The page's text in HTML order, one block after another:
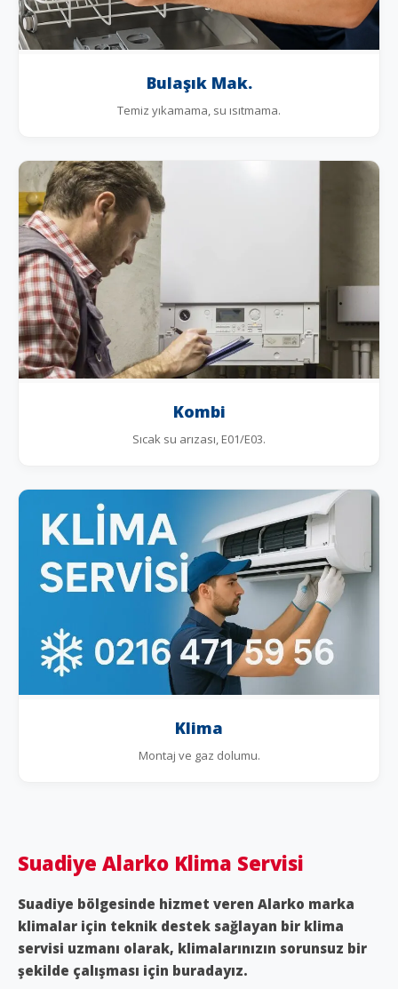
Bulaşık Mak.
Temiz yıkamama, su ısıtmama.
Kombi
Sıcak su arızası, E01/E03.
Klima
Montaj ve gaz dolumu.
Suadiye Alarko Klima Servisi
Suadiye bölgesinde hizmet veren Alarko marka
klimalar için teknik destek sağlayan bir klima
servisi uzmanı olarak, klimalarınızın sorunsuz bir
şekilde çalışması için buradayız.